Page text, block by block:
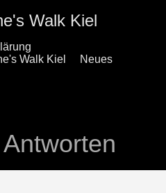
Walk Kiel
Walk Kiel
Neues